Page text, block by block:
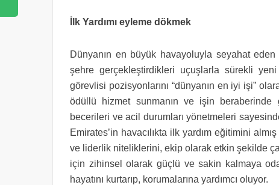
İlk Yardımı eyleme dökmek
Dünyanın en büyük havayoluyla seyahat
şehre gerçekleştirdikleri uçuşlarla sürekli
görevlisi pozisyonlarını “dünyanın en iyi işi”
ödüllü hizmet sunmanın ve işin beraberinde
becerileri ve acil durumları yönetmeleri
Emirates’in havacılıkta ilk yardım eğitimini
ve liderlik niteliklerini, ekip olarak etkin şekilde
için zihinsel olarak güçlü ve sakin kalmaya
hayatını kurtarıp, korumalarına yardımcı oluyor.